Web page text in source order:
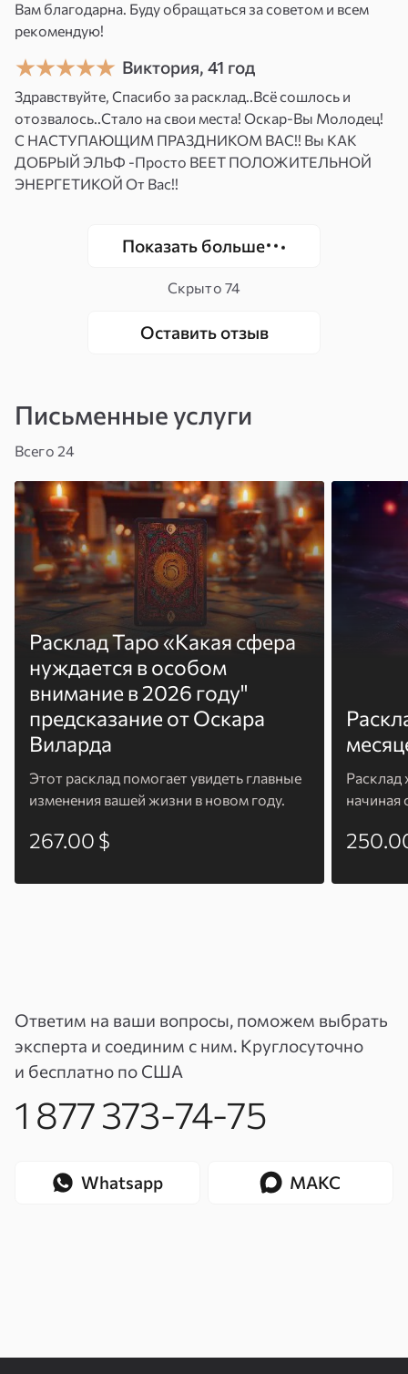
новый уровень, возьмите первый шаг к
гармонии и счастью! Мира и добра!
Вам благодарна. Буду обращаться за советом и всем
рекомендую!
Виктория, 41 год
Здравствуйте, Спасибо за расклад..Всё сошлось и
отозвалось..Стало на свои места! Оскар-Вы Молодец!
С НАСТУПАЮЩИМ ПРАЗДНИКОМ ВАС!! Вы КАК
ДОБРЫЙ ЭЛЬФ -Просто ВЕЕТ ПОЛОЖИТЕЛЬНОЙ
ЭНЕРГЕТИКОЙ От Вас!!
Показать больше
Скрыто 74
Оставить отзыв
Письменные услуги
Всего 24
Расклад Таро «Какая сфера
нуждается в особом
внимание в 2026 году"
предсказание от Оскара
Виларда
Этот расклад помогает увидеть главные
изменения вашей жизни в новом году.
267.00 $
Расклад
начиная
Ответим на ваши вопросы, поможем выбрать
эксперта и соединим с ним. Круглосуточно
и бесплатно по США
1 877 373-74-75
Whatsapp МАКС